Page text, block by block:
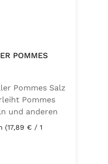
POMMES
Pommes Salz
Pommes
und anderen
den perfekten
Die feine
und
(17,89 € / 1